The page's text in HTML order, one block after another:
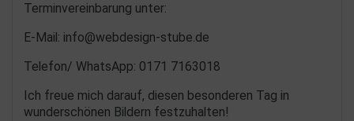
Terminvereinbarung unter:
E-Mail: info@webdesign-stube.de
Telefon/ WhatsApp: 0171 7163018
Ich freue mich darauf, diesen besonderen Tag in
wunderschönen Bildern festzuhalten!